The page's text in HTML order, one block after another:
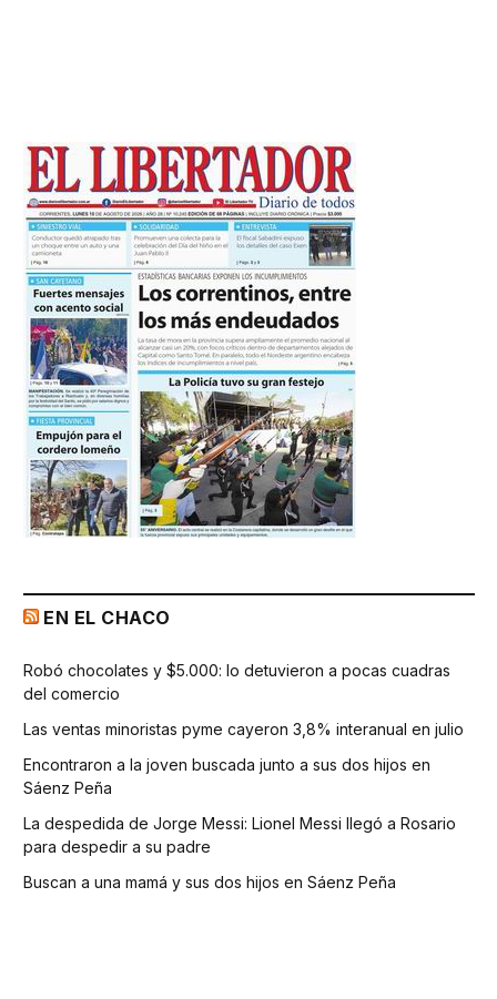
EN EL CHACO
Robó chocolates y $5.000: lo detuvieron a pocas cuadras
del comercio
Las ventas minoristas pyme cayeron 3,8% interanual en julio
Encontraron a la joven buscada junto a sus dos hijos en
Sáenz Peña
La despedida de Jorge Messi: Lionel Messi llegó a Rosario
para despedir a su padre
Buscan a una mamá y sus dos hijos en Sáenz Peña